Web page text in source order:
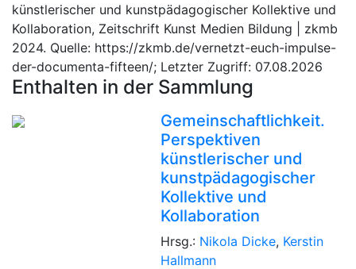
künstlerischer und kunstpädagogischer Kollektive und
Kollaboration, Zeitschrift Kunst Medien Bildung | zkmb
2024. Quelle: https://zkmb.de/vernetzt-euch-impulse-
der-documenta-fifteen/; Letzter Zugriff: 07.08.2026
Enthalten in der Sammlung
Gemeinschaftlichkeit.
Perspektiven
künstlerischer und
kunstpädagogischer
Kollektive und
Kollaboration
Hrsg.: Nikola Dicke, Kerstin
Hallmann